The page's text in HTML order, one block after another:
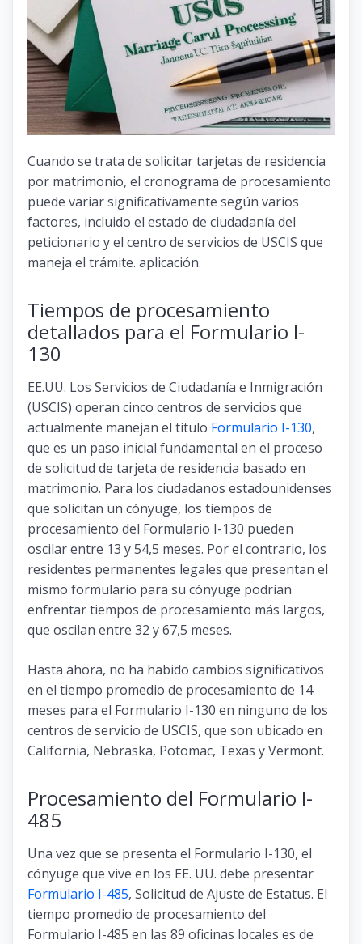
Cuando se trata de solicitar tarjetas de residencia
por matrimonio, el cronograma de procesamiento
puede variar significativamente según varios
factores, incluido el estado de ciudadanía del
peticionario y el centro de servicios de USCIS que
maneja el trámite. aplicación.
Tiempos de procesamiento
detallados para el Formulario I-
130
EE.UU. Los Servicios de Ciudadanía e Inmigración
(USCIS) operan cinco centros de servicios que
actualmente manejan el título Formulario I-130,
que es un paso inicial fundamental en el proceso
de solicitud de tarjeta de residencia basado en
matrimonio. Para los ciudadanos estadounidenses
que solicitan un cónyuge, los tiempos de
procesamiento del Formulario I-130 pueden
oscilar entre 13 y 54,5 meses. Por el contrario, los
residentes permanentes legales que presentan el
mismo formulario para su cónyuge podrían
enfrentar tiempos de procesamiento más largos,
que oscilan entre 32 y 67,5 meses.
Hasta ahora, no ha habido cambios significativos
en el tiempo promedio de procesamiento de 14
meses para el Formulario I-130 en ninguno de los
centros de servicio de USCIS, que son ubicado en
California, Nebraska, Potomac, Texas y Vermont.
Procesamiento del Formulario I-
485
Una vez que se presenta el Formulario I-130, el
cónyuge que vive en los EE. UU. debe presentar
Formulario I-485, Solicitud de Ajuste de Estatus. El
tiempo promedio de procesamiento del
Formulario I-485 en las 89 oficinas locales es de